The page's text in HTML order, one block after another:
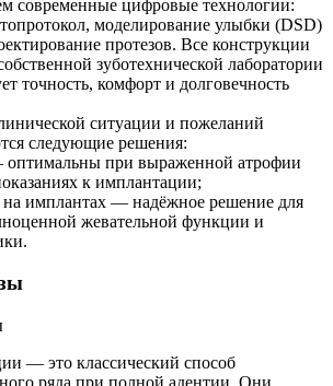
современные цифровые технологии:
моделирование улыбки (DSD)
протезов. Все конструкции
зуботехнической лаборатории
точность, комфорт и долговечность
ситуации и пожеланий
следующие решения:
при выраженной атрофии
к имплантации;
имплантах — надёжное решение для
жевательной функции и
— это классический способ